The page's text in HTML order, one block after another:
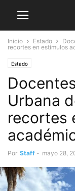
Inicio Estado
recortes en estímulos
Estado
Urbana
recortes
Por Staff - mayo 28,